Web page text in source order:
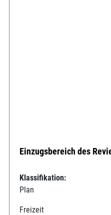
Einzugsbereich des
Klassifikation:
Plan
Freizeit